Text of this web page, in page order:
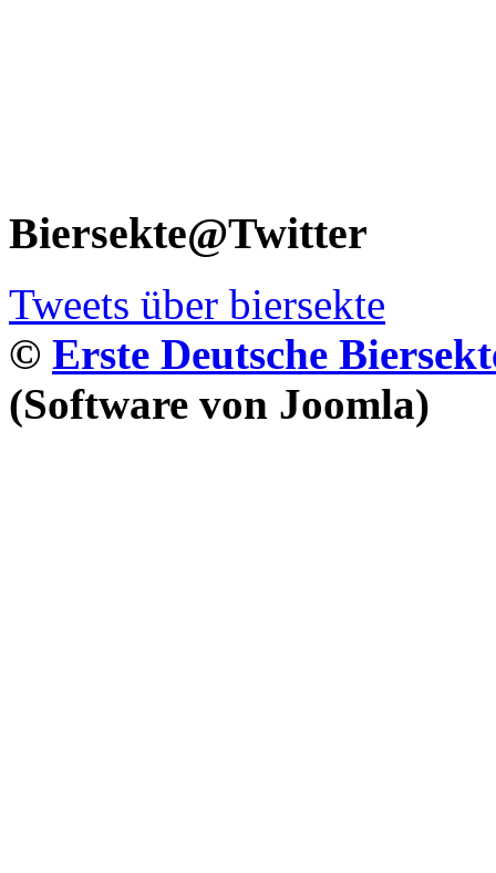
Biersekte@Twitter
Tweets über biersekte
© Erste Deutsche
(Software von Joomla)